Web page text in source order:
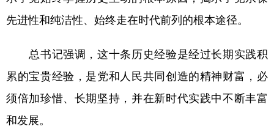
先进性和纯洁性、始终走在时代前列的根本途径。
总书记强调，这十条历史经验是经过长期实践积
累的宝贵经验，是党和人民共同创造的精神财富，必
须倍加珍惜、长期坚持，并在新时代实践中不断丰富
和发展。